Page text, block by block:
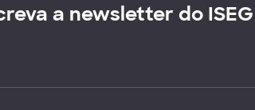
a newsletter do ISEG